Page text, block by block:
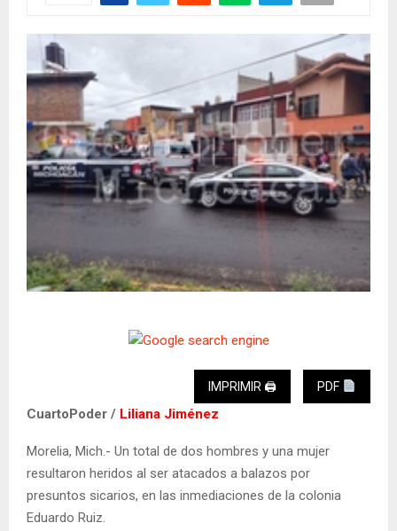
IMPRIMIR 🖨 PDF
CuartoPoder / Liliana Jiménez
Morelia, Mich.- Un total de dos hombres y una mujer
resultaron heridos al ser atacados a balazos por
presuntos sicarios, en las inmediaciones de la colonia
Eduardo Ruiz.